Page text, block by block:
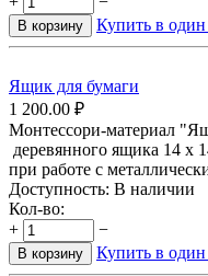
В корзину Купить в
Ящик для бумаги
1 200.00 ₽
Монтессори-материал
деревянного ящика 14 х
при работе с
Доступность: В наличии
Кол-во:
+
−
В корзину Купить в